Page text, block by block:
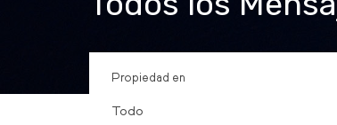
Propiedad en
Todo